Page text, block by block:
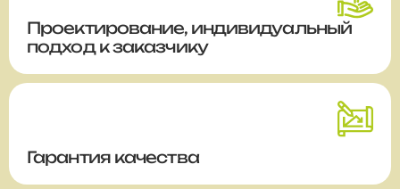
Проектирование, индивидуальный
подход к заказчику
Гарантия качества